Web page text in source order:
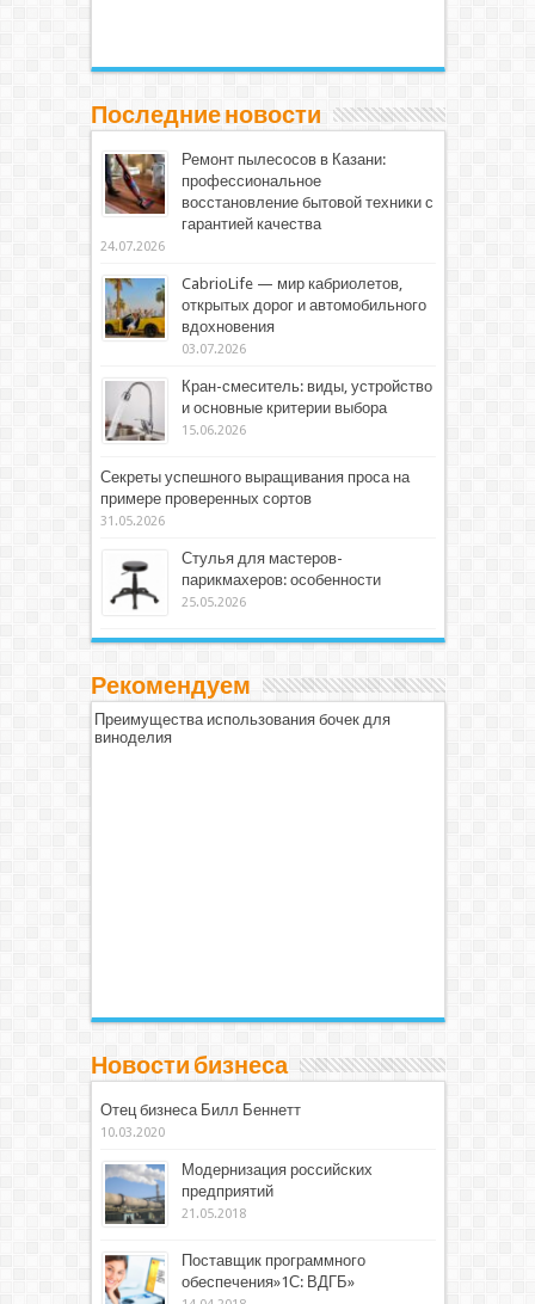
Последние новости
Ремонт пылесосов в Казани:
профессиональное
восстановление бытовой техники с
гарантией качества
24.07.2026
CabrioLife — мир кабриолетов,
открытых дорог и автомобильного
вдохновения
03.07.2026
Кран-смеситель: виды, устройство
и основные критерии выбора
15.06.2026
Секреты успешного выращивания проса на
примере проверенных сортов
31.05.2026
Стулья для мастеров-
парикмахеров: особенности
25.05.2026
Рекомендуем
Преимущества использования бочек для
виноделия
Новости бизнеса
Отец бизнеса Билл Беннетт
10.03.2020
Модернизация российских
предприятий
21.05.2018
Поставщик программного
обеспечения»1С: ВДГБ»